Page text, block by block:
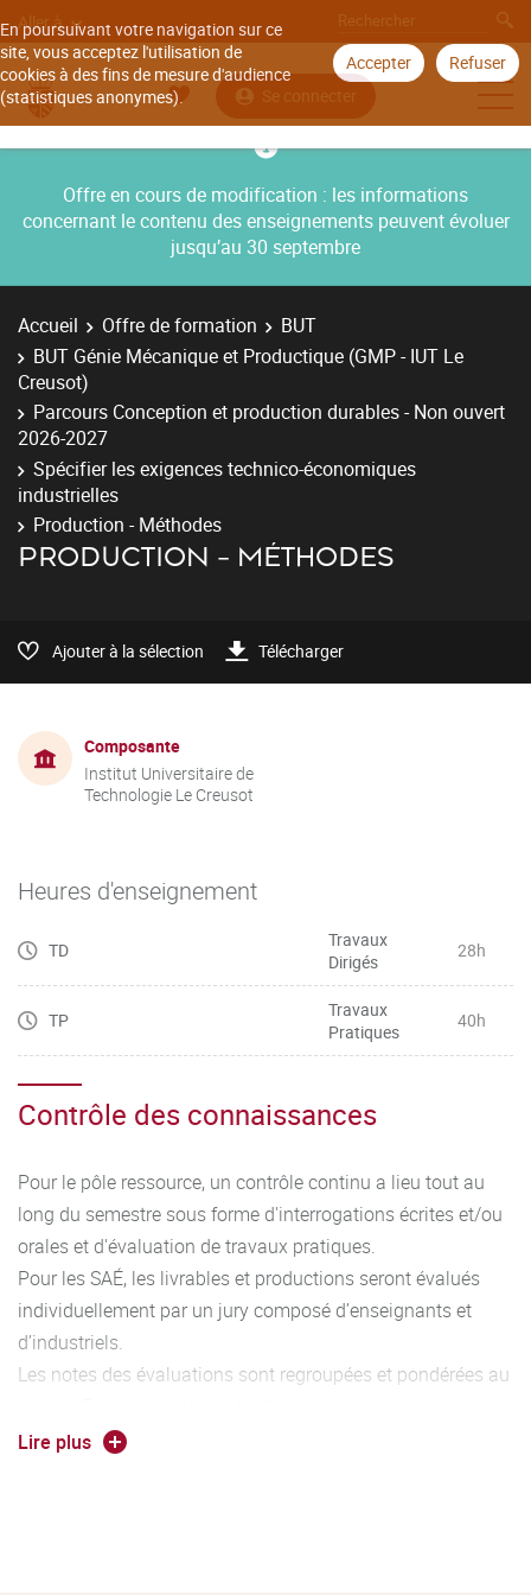
En poursuivant votre navigation sur ce
site, vous acceptez l'utilisation de
cookies à des fins de mesure d'audience
(statistiques anonymes).
Accepter Refuser
Aller à
Se connecter
Offre en cours de modification : les informations
concernant le contenu des enseignements peuvent évoluer
jusqu’au 30 septembre
Accueil Offre de formation
BUT
BUT Génie Mécanique et Productique (GMP - IUT Le
Creusot)
Parcours Conception et production durables - Non ouvert
2026-2027
Spécifier les exigences technico-économiques
industrielles
Production - Méthodes
PRODUCTION - MÉTHODES
Ajouter à la sélection Télécharger
Composante
Institut Universitaire de
Technologie Le Creusot
Heures d'enseignement
TD
Travaux
Dirigés
28h
TP
Travaux
Pratiques
40h
Contrôle des connaissances
Pour le pôle ressource, un contrôle continu a lieu tout au
long du semestre sous forme d'interrogations écrites et/ou
orales et d'évaluation de travaux pratiques.
Pour les SAÉ, les livrables et productions seront évalués
individuellement par un jury composé d’enseignants et
d’industriels.
Les notes des évaluations sont regroupées et pondérées au
permettant l’acquisition de 5 compétences caractéristiques
Lire plus